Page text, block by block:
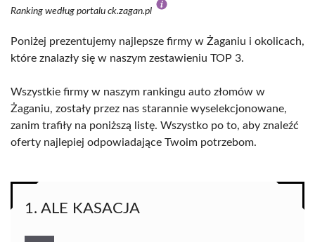
Ranking według portalu ck.zagan.pl
Poniżej prezentujemy najlepsze firmy w Żaganiu i okolicach,
które znalazły się w naszym zestawieniu TOP 3.
Wszystkie firmy w naszym rankingu auto złomów w
Żaganiu, zostały przez nas starannie wyselekcjonowane,
zanim trafiły na poniższą listę. Wszystko po to, aby znaleźć
oferty najlepiej odpowiadające Twoim potrzebom.
1. ALE KASACJA